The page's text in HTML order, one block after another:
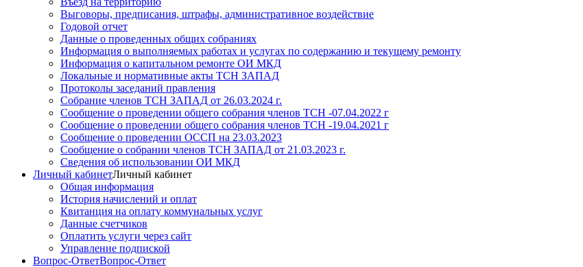
Выговоры, предписания, штрафы, административное воздействие
Годовой отчет
Данные о проведенных общих собраниях
Информация о выполняемых работах и услугах по содержанию и текущему ремонту
Информация о капитальном ремонте ОИ МКД
Локальные и нормативные акты ТСН ЗАПАД
Протоколы заседаний правления
Собрание членов ТСН ЗАПАД от 26.03.2024 г.
Сообщение о проведении общего собрания членов ТСН -07.04.2022 г
Сообщение о проведении общего собрания членов ТСН -19.04.2021 г
Сообщение о проведении ОССП на 23.03.2023
Сообщение о собрании членов ТСН ЗАПАД от 21.03.2023 г.
Сведения об использовании ОИ МКД
Личный кабинетЛичный кабинет
Общая информация
История начислений и оплат
Квитанция на оплату коммунальных услуг
Данные счетчиков
Оплатить услуги через сайт
Управление подпиской
Вопрос-ОтветВопрос-Ответ